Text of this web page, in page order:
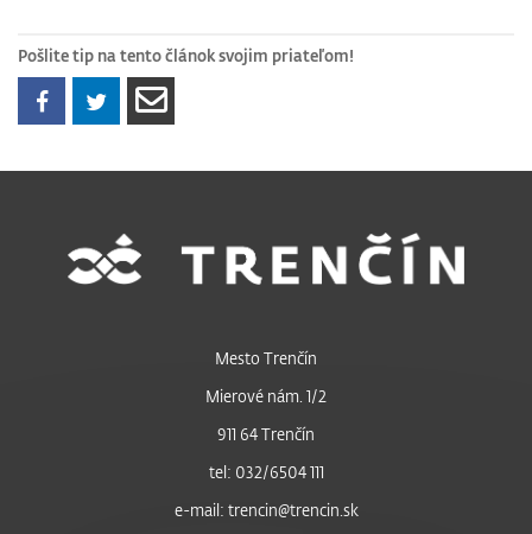
Pošlite tip na tento článok svojim priateľom!
Mesto Trenčín
Mierové nám. 1/2
911 64 Trenčín
tel: 032/6504 111
e-mail: trencin@trencin.sk